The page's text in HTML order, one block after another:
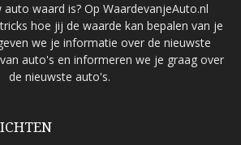
waard is? Op WaardevanjeAuto.nl
hoe jij de waarde kan bepalen van je
we je informatie over de nieuwste
auto's en informeren we je graag over
de nieuwste auto's.